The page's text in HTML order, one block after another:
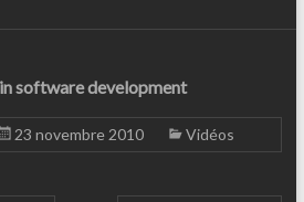
software development
23 novembre 2010 Vidéos